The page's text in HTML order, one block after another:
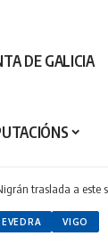
DE GALICIA
a este sábado ao medio día o
VIGO